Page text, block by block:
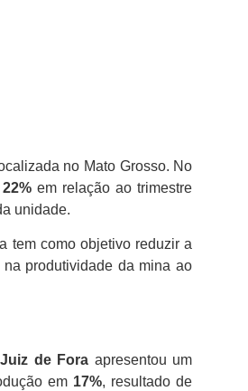
no Mato Grosso. No
22% em relação ao trimestre
unidade.
tem como objetivo reduzir a
produtividade da mina ao
Juiz de Fora apresentou um
em 17%, resultado de